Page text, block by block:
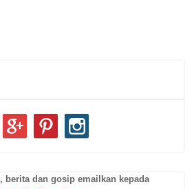
berita dan gosip emailkan kepada